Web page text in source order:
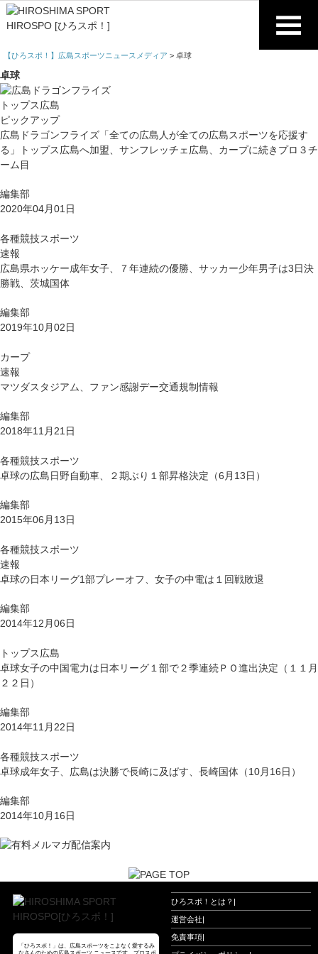
【ひろスポ！】広島スポーツニュースメディア > 卓球
卓球
トップス広島
ピックアップ
広島ドラゴンフライズ「全ての広島人が全ての広島スポーツを応援す
る」トップス広島へ加盟、サンフレッチェ広島、カープに続きプロ３チ
ーム目
編集部
2020年04月01日
各種競技スポーツ
速報
広島県ホッケー成年女子、７年連続の優勝、サッカー少年男子は3日決
勝戦、茨城国体
編集部
2019年10月02日
カープ
速報
マツダスタジアム、ファン感謝デー交通規制情報
編集部
2018年11月21日
各種競技スポーツ
卓球の広島日野自動車、２期ぶり１部昇格決定（6月13日）
編集部
2015年06月13日
各種競技スポーツ
速報
卓球の日本リーグ1部プレーオフ、女子の中電は１回戦敗退
編集部
2014年12月06日
トップス広島
卓球女子の中国電力は日本リーグ１部で２季連続ＰＯ進出決定（１１月
２２日）
編集部
2014年11月22日
各種競技スポーツ
卓球成年女子、広島は決勝で長崎に及ばす、長崎国体（10月16日）
編集部
2014年10月16日
「ひろスポ！」は、広島スポーツをこよなく愛するみ
なさんのための広島スポーツ ニュースです。プロスポ
ひろスポ！とは？ |
運営会社|
免責事項|